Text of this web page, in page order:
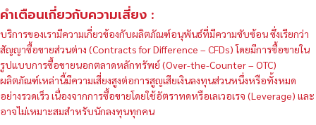
คำเตือนเกี่ยวกับความเสี่ยง :
บริการของเรามีความเกี่ยวข้องกับผลิตภัณฑ์อนุพันธ์ที่มีความซับซ้อน ซึ่งเรียกว่า
สัญญาซื้อขายส่วนต่าง (Contracts for Difference – CFDs) โดยมีการซื้อขายใน
รูปแบบการซื้อขายนอกตลาดหลักทรัพย์ (Over-the-Counter – OTC)
ผลิตภัณฑ์เหล่านี้มีความเสี่ยงสูงต่อการสูญเสียเงินลงทุนส่วนหนึ่งหรือทั้งหมด
อย่างรวดเร็ว เนื่องจากการซื้อขายโดยใช้อัตราทดหรือเลเวอเรจ (Leverage) และ
อาจไม่เหมาะสมสำหรับนักลงทุนทุกคน